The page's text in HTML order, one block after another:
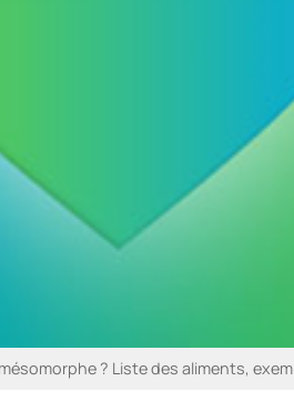
? Liste des aliments,